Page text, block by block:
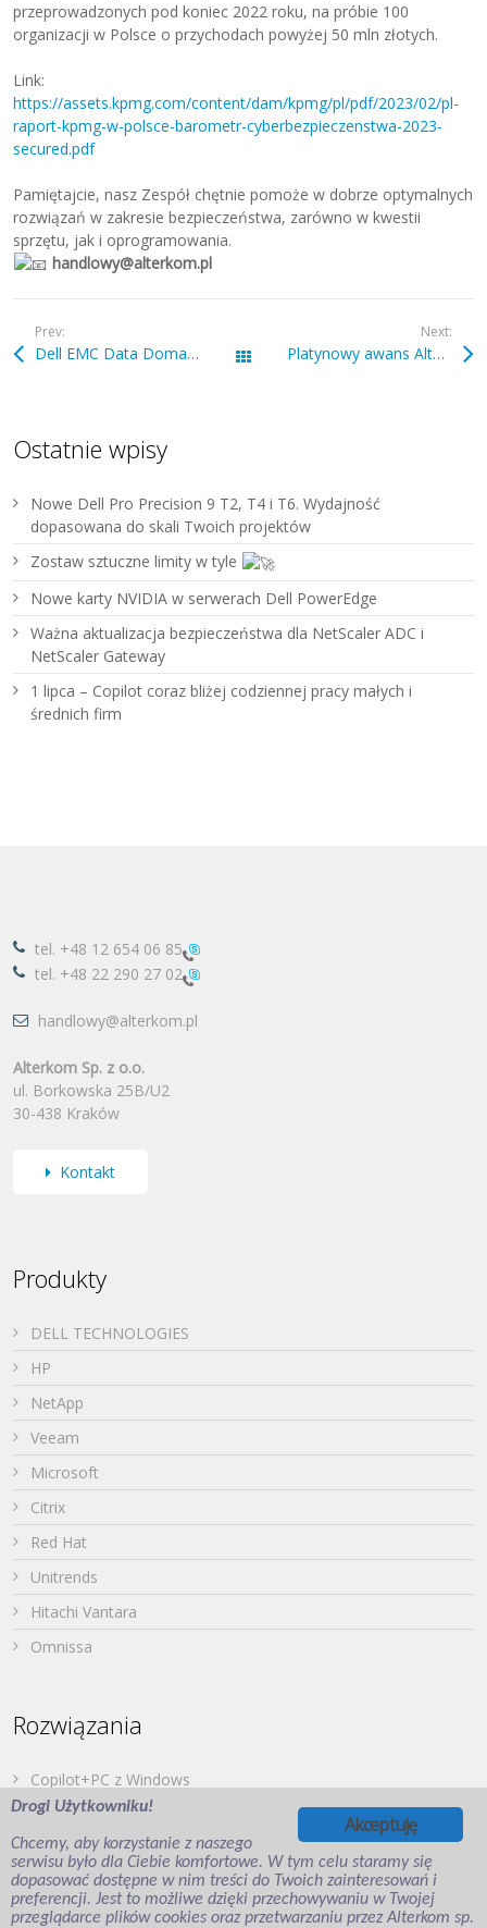
przeprowadzonych pod koniec 2022 roku, na próbie 100
organizacji w Polsce o przychodach powyżej 50 mln złotych.
Link:
https://assets.kpmg.com/content/dam/kpmg/pl/pdf/2023/02/pl-
raport-kpmg-w-polsce-barometr-cyberbezpieczenstwa-2023-
secured.pdf
Pamiętajcie, nasz Zespół chętnie pomoże w dobrze optymalnych
rozwiązań w zakresie bezpieczeństwa, zarówno w kwestii
sprzętu, jak i oprogramowania.
handlowy@alterkom.pl
Prev:
Dell EMC Data Domain – zapraszamy na webinarium! Wszystkie wpisy
Next:
Platynowy awans Alterkomu !
Ostatnie wpisy
Nowe Dell Pro Precision 9 T2, T4 i T6. Wydajność
dopasowana do skali Twoich projektów
Zostaw sztuczne limity w tyle
Nowe karty NVIDIA w serwerach Dell PowerEdge
Ważna aktualizacja bezpieczeństwa dla NetScaler ADC i
NetScaler Gateway
1 lipca – Copilot coraz bliżej codziennej pracy małych i
średnich firm
tel. +48 12 654 06 85
tel. +48 22 290 27 02
handlowy@alterkom.pl
Alterkom Sp. z o.o.
ul. Borkowska 25B/U2
30-438 Kraków
Kontakt
Produkty
DELL TECHNOLOGIES
HP
NetApp
Veeam
Microsoft
Citrix
Red Hat
Unitrends
Hitachi Vantara
Omnissa
Rozwiązania
Copilot+PC z Windows
Dell PowerStore
Druk z urządzeń mobilnych
Japońska Twierdza – Hitachi Vantara
Wirtualizacja aplikacji i desktopów
Akceptuję
Drogi Użytkowniku!
Chcemy, aby korzystanie z naszego
serwisu było dla Ciebie komfortowe. W tym celu staramy się
dopasować dostępne w nim treści do Twoich zainteresowań i
preferencji. Jest to możliwe dzięki przechowywaniu w Twojej
przeglądarce plików cookies oraz przetwarzaniu przez Alterkom sp.